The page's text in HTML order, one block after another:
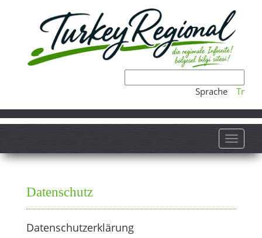
Sprache Tr
Toggle
Datenschutz
Datenschutzerklärung